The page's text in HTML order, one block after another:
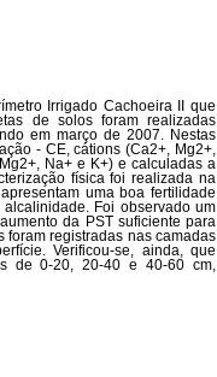
Irrigado Cachoeira II que
de solos foram realizadas
em março de 2007. Nestas
- CE, cátions (Ca2+, Mg2+,
Na+ e K+) e calculadas a
física foi realizada na
uma boa fertilidade
Foi observado um
da PST suficiente para
foram registradas nas camadas
Verificou-se, ainda, que
de 0-20, 20-40 e 40-60 cm,